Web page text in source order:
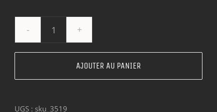
quantité
de
Soirée
-
AJOUTER AU PANIER
UGS : sku_3519